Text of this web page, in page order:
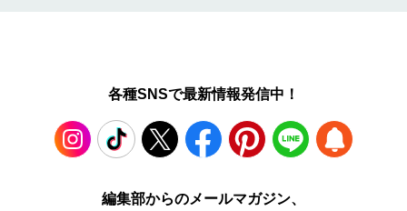
各種SNSで最新情報発信中！
TikTok Facebook Pinterest LINE
編集部からのメールマガジン、